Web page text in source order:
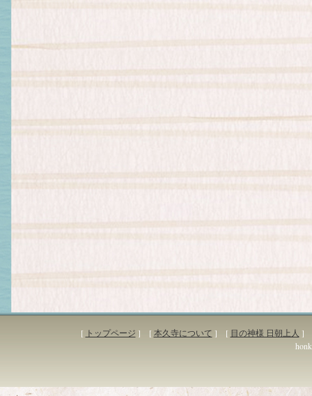
[ トップページ ] [ 本久寺について ] [ 目の神様 日朝上人 ]